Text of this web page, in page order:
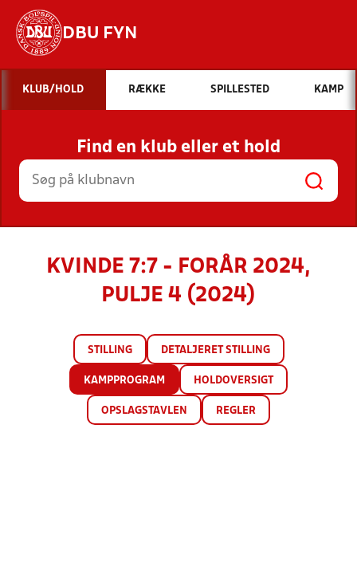
DBU FYN
Hvad vil du søge efter?
INDHOLD OG NYHEDER
STILLINGER, RESULTATER, KLUBBER OG
HOLD
KLUB/HOLD RÆKKE SPILLESTED KAMP
Find en klub eller et hold
KVINDE 7:7 - FORÅR 2024,
PULJE 4 (2024)
STILLING DETALJERET STILLING
KAMPPROGRAM HOLDOVERSIGT
OPSLAGSTAVLEN REGLER